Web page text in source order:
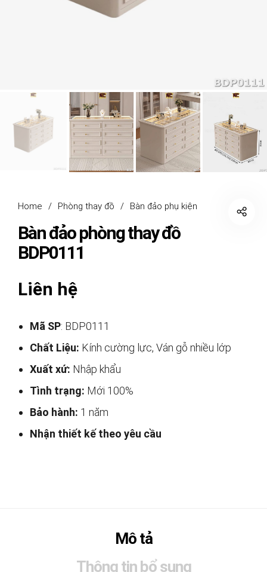
Home / Phòng thay đồ / Bàn đảo phụ kiện
Bàn đảo phòng thay đồ
BDP0111
Liên hệ
Mã SP: BDP0111
Chất Liệu: Kính cường lực, Ván gỗ nhiều lớp
Xuất xứ: Nhập khẩu
Tình trạng: Mới 100%
Bảo hành: 1 năm
Nhận thiết kế theo yêu cầu
Mô tả
Thông tin bổ sung